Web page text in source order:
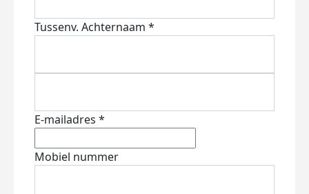
Tussenv. Achternaam *
E-mailadres *
Mobiel nummer